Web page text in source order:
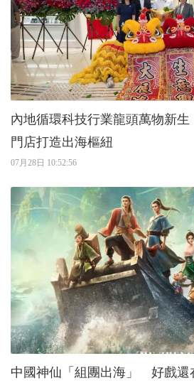
內地循環科技行業龍頭萬物新
門店打造出海樞紐
07月28日 10:52:56
中國神仙「組團出海」 好戲還